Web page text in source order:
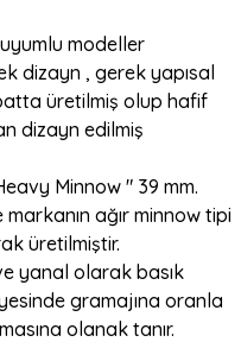
modeller
dizayn , gerek yapısal
üretilmiş olup hafif
dizayn edilmiş
Minnow " 39 mm.
markanın ağır minnow tipi
üretilmiştir.
yanal olarak basık
gramajına oranla
olanak tanır.